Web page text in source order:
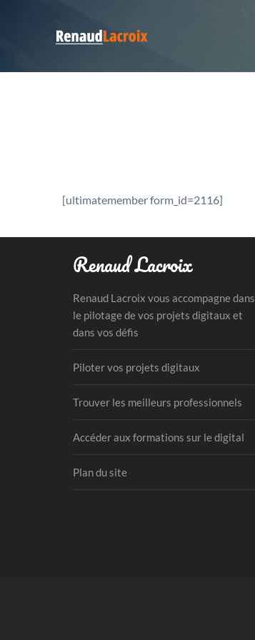
[ultimatemember form_id=2116]
Renaud Lacroix
Renaud Lacroix vous accompagne dans
le pilotage de vos projets digitaux et
dans vos défis
Piloter vos projets digitaux
Trouver les meilleurs professionnels
Accéder aux formations sur le digital
Plan du site